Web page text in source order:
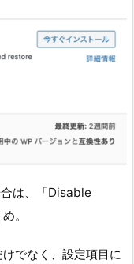
は、「Disable
。
でなく、設定項目に